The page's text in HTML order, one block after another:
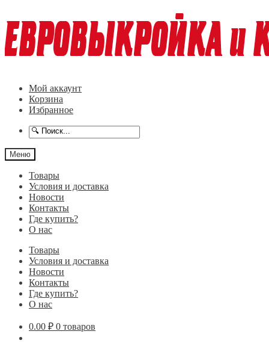
к
навигации
к
содержимому
Мой аккаунт
Корзина
Избранное
Меню
Товары
Условия и доставка
Новости
Контакты
Где купить?
О нас
Товары
Условия и доставка
Новости
Контакты
Где купить?
О нас
0.00 ₽ 0 товаров